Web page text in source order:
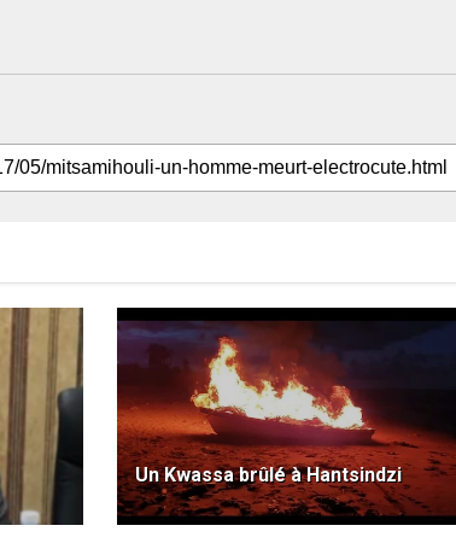
Un Kwassa brûlé à Hantsindzi